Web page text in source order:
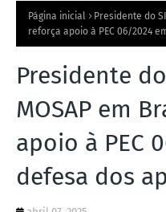
Página inicial
Presidente do
reforça apoio à PEC 06/2024
Presidente
MOSAP em
apoio à PEC
defesa dos